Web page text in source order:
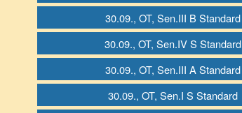
30.09., OT, Sen.III B Standard
30.09., OT, Sen.IV S Standard
30.09., OT, Sen.III A Standard
30.09., OT, Sen.I S Standard